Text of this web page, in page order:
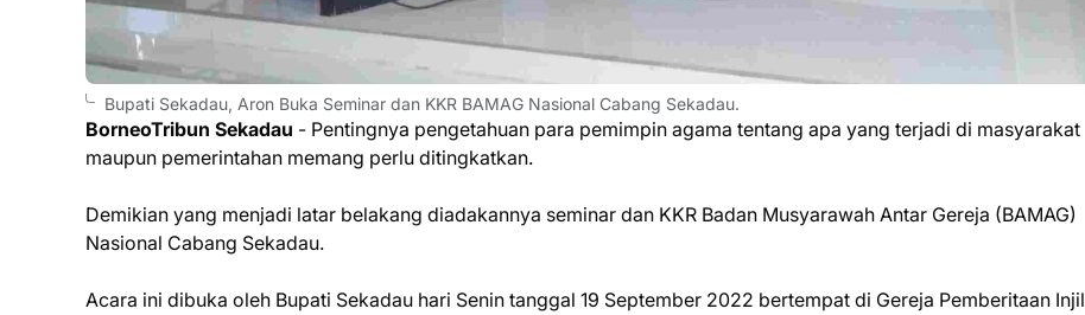
Bupati Sekadau, Aron Buka Seminar dan KKR BAMAG Nasional Cabang Sekadau.
BorneoTribun Sekadau - Pentingnya pengetahuan para pemimpin agama tentang apa yang terjadi di masyarakat
maupun pemerintahan memang perlu ditingkatkan.
Demikian yang menjadi latar belakang diadakannya seminar dan KKR Badan Musyarawah Antar Gereja (BAMAG)
Nasional Cabang Sekadau.
Acara ini dibuka oleh Bupati Sekadau hari Senin tanggal 19 September 2022 bertempat di Gereja Pemberitaan Injil